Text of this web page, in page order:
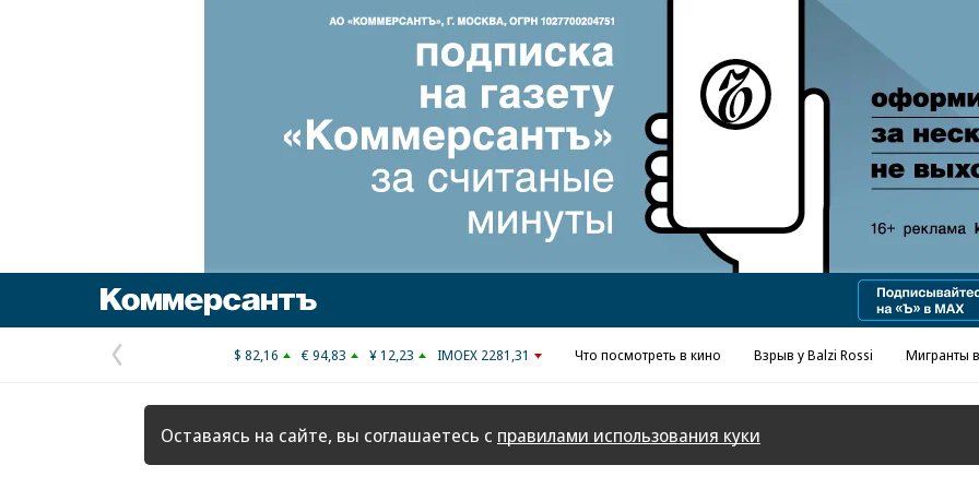
Реклама в «Ъ» www.kommersant.ru/ad
Предыдущая
страница
$ 82,16 € 94,83 ¥ 12,23 IMOEX 2281,31 Что посмотреть в кино Взрыв у Balzi Rossi Мигранты
Оставаясь на сайте, вы соглашаетесь с правилами использования куки